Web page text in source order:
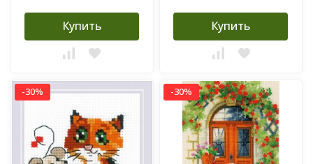
Купить Купить
-30% -30%